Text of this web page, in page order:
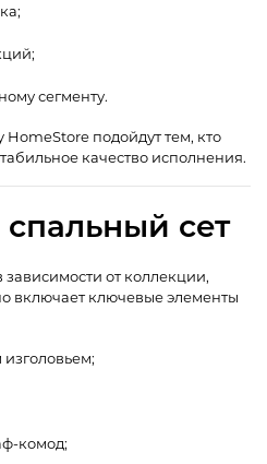
сегменту.
подойдут тем, кто
качество исполнения.
спальный сет
зависимости от коллекции,
включает ключевые элементы
комод;